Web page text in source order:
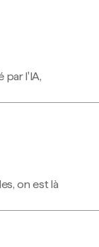
par l'IA,
on est là